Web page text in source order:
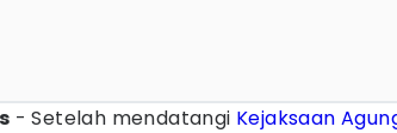
- Setelah mendatangi Kejaksaan